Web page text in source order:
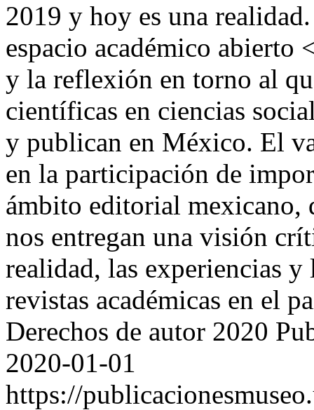
2019 y hoy es una
espacio académico abierto
y la reflexión en torno al
científicas en ciencias
y publican en México. El
en la participación de
ámbito editorial mexicano,
nos entregan una visión
realidad, las experiencias y
revistas académicas en el
Derechos de autor 2020
2020-01-01
https://